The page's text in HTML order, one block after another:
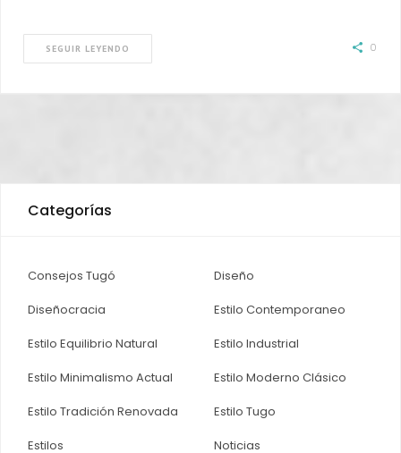
SEGUIR LEYENDO 0
Categorías
Consejos Tugó
Diseño
Diseñocracia
Estilo Contemporaneo
Estilo Equilibrio Natural
Estilo Industrial
Estilo Minimalismo Actual
Estilo Moderno Clásico
Estilo Tradición Renovada
Estilo Tugo
Estilos
Noticias